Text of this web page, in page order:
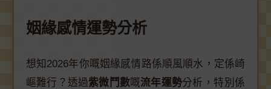
姻緣感情運勢分析
想知2026年你嘅姻緣感情路係順風順水，定係崎
嶇難行？透過紫微鬥數嘅流年運勢分析，特別係